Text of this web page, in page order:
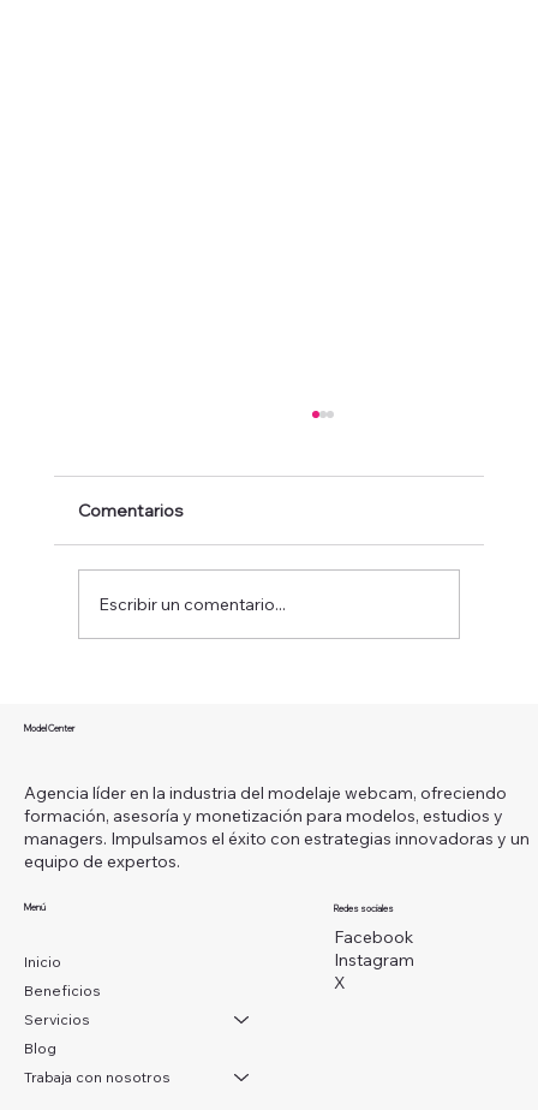
Comentarios
Escribir un comentario...
Model Center
Agencia líder en la industria del modelaje webcam, ofreciendo
formación, asesoría y monetización para modelos, estudios y
managers. Impulsamos el éxito con estrategias innovadoras y un
equipo de expertos.
Menú
Inicio
Beneficios
Servicios
Blog
Trabaja con nosotros
Redes sociales
Facebook
Instagram
X